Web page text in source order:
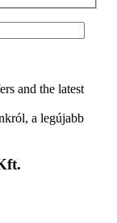
and the latest
a legújabb